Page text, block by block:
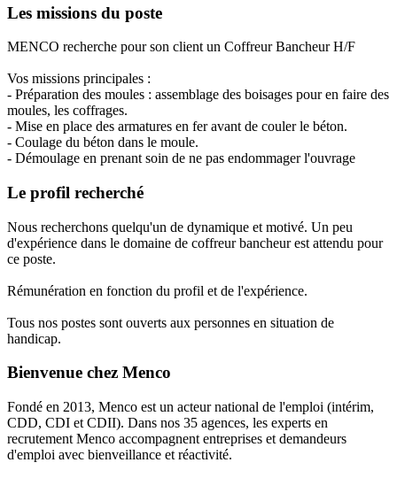
Les missions du poste
MENCO recherche pour son client un Coffreur Bancheur H/F
Vos missions principales :
- Préparation des moules : assemblage des boisages pour en faire des
moules, les coffrages.
- Mise en place des armatures en fer avant de couler le béton.
- Coulage du béton dans le moule.
- Démoulage en prenant soin de ne pas endommager l'ouvrage
Le profil recherché
Nous recherchons quelqu'un de dynamique et motivé. Un peu
d'expérience dans le domaine de coffreur bancheur est attendu pour
ce poste.
Rémunération en fonction du profil et de l'expérience.
Tous nos postes sont ouverts aux personnes en situation de
handicap.
Bienvenue chez Menco
Fondé en 2013, Menco est un acteur national de l'emploi (intérim,
CDD, CDI et CDII). Dans nos 35 agences, les experts en
recrutement Menco accompagnent entreprises et demandeurs
d'emploi avec bienveillance et réactivité.